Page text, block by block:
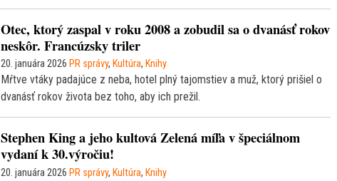
Otec, ktorý zaspal v roku 2008 a zobudil sa o dvanásť rokov
neskôr. Francúzsky triler
20. januára 2026 PR správy, Kultúra, Knihy
Mŕtve vtáky padajúce z neba, hotel plný tajomstiev a muž, ktorý prišiel o
dvanásť rokov života bez toho, aby ich prežil.
Stephen King a jeho kultová Zelená míľa v špeciálnom
vydaní k 30.výročiu!
20. januára 2026 PR správy, Kultúra, Knihy